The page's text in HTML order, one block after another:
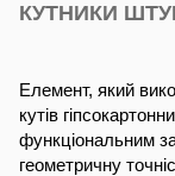
КУТНИКИ
Елемент, який
кутів
функціональним
геометричну